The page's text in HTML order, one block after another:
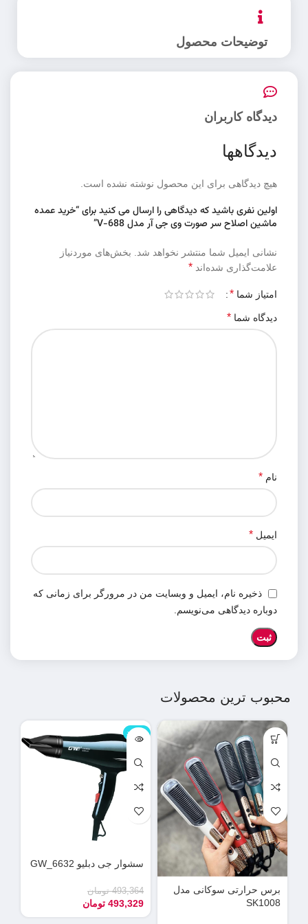
توضیحات محصول
دیدگاه کاربران
دیدگاهها
هیچ دیدگاهی برای این محصول نوشته نشده است.
اولین نفری باشید که دیدگاهی را ارسال می کنید برای “خرید عمده
ماشین اصلاح سر صورت وی جی آر مدل V-688”
نشانی ایمیل شما منتشر نخواهد شد. بخش‌های موردنیاز
علامت‌گذاری شده‌اند *
امتیاز شما *
دیدگاه شما *
نام *
ایمیل *
ذخیره نام، ایمیل و وبسایت من در مرورگر برای زمانی که
دوباره دیدگاهی می‌نویسم.
محبوب ترین محصولات
برس حرارتی سوکانی مدل
SK1008
ناموجود
سشوار جی دبلیو GW_6632
493,364 تومان
493,329 تومان